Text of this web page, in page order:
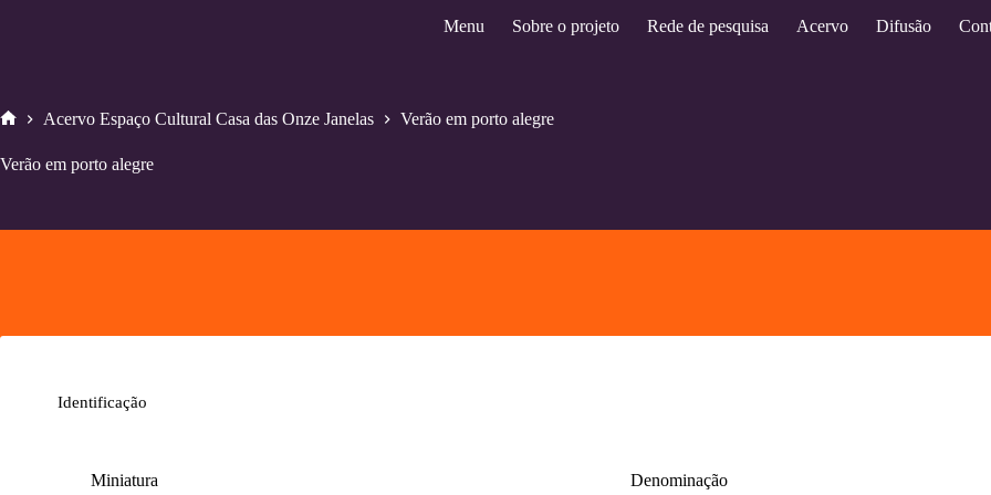
Menu Sobre o projeto Rede de pesquisa Acervo Difusão
Acervo Espaço Cultural Casa das Onze Janelas Verão em porto alegre
Verão em porto alegre
Identificação
Miniatura Denominação